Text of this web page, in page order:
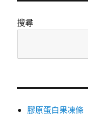
搜尋
膠原蛋白果凍條